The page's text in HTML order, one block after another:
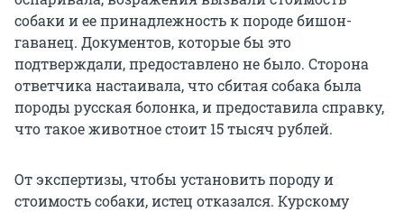
собаки и ее принадлежность к породе бишон-
гаванец. Документов, которые бы это
подтверждали, предоставлено не было. Сторона
ответчика настаивала, что сбитая собака была
породы русская болонка, и предоставила справку,
что такое животное стоит 15 тысяч рублей.
От экспертизы, чтобы установить породу и
стоимость собаки, истец отказался. Курскому